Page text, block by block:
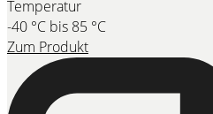
Temperatur
-40 °C bis 85 °C
Zum Produkt